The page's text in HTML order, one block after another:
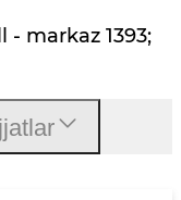
- markaz 1393;